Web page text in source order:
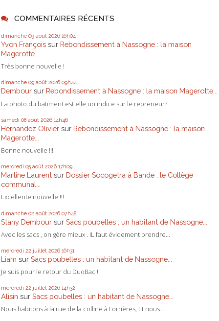
COMMENTAIRES RÉCENTS
dimanche 09 août 2026 16h04
Yvon François sur Rebondissement à Nassogne : la maison
Magerotte...
Très bonne nouvelle !
dimanche 09 août 2026 09h44
Dembour sur Rebondissement à Nassogne : la maison Magerotte...
La photo du batiment est elle un indice sur le repreneur?
samedi 08 août 2026 14h46
Hernandez Olivier sur Rebondissement à Nassogne : la maison
Magerotte...
Bonne nouvelle !!!
mercredi 05 août 2026 17h09
Martine Laurent sur Dossier Socogetra à Bande : le Collège
communal...
Excellente nouvelle !!!
dimanche 02 août 2026 07h48
Stany Dembour sur Sacs poubelles : un habitant de Nassogne...
Avec les sacs , on gère mieux . IL faut évidement prendre...
mercredi 22 juillet 2026 16h31
Liam sur Sacs poubelles : un habitant de Nassogne...
Je suis pour le retour du DuoBac !
mercredi 22 juillet 2026 14h32
Alisin sur Sacs poubelles : un habitant de Nassogne...
Nous habitons à la rue de la colline à Forrières, Et nous...